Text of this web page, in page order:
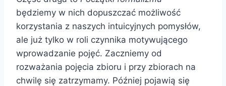
będziemy w nich dopuszczać możliwość
korzystania z naszych intuicyjnych pomysłów,
ale już tylko w roli czynnika motywującego
wprowadzanie pojęć. Zaczniemy od
rozważania pojęcia zbioru i przy zbiorach na
chwilę się zatrzymamy. Później pojawią się